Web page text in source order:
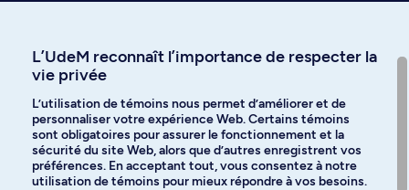
Langues
Facebook Instagram
L’UdeM reconnaît l’importance de respecter la
vie privée
L’utilisation de témoins nous permet d’améliorer et de
personnaliser votre expérience Web. Certains témoins
sont obligatoires pour assurer le fonctionnement et la
sécurité du site Web, alors que d’autres enregistrent vos
préférences. En acceptant tout, vous consentez à notre
utilisation de témoins pour mieux répondre à vos besoins.